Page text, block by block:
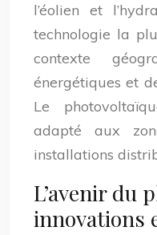
l’éolien et
technologie la
contexte
énergétiques et
Le
adapté aux
installations
L’avenir du
innovations